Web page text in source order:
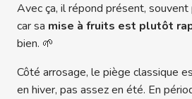
Avec ça, il répond présent,
car sa mise à fruits est plutôt
bien. 🌱
Côté arrosage, le piège classique
en hiver, pas assez en été. En